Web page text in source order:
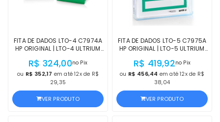
FITA DE DADOS LTO-4 C7974A
HP ORIGINAL | LTO-4 ULTRIUM
PRODUTO OFICIAL HP, COM NF,
PROCEDÊNCIA E GARANTIA
R$ 324,00no Pix
ou R$ 352,17 em até 12x de R$
29,35
VER PRODUTO
FITA DE DADOS LTO-5 C7975A
HP ORIGINAL | LTO-5 ULTRIUM
PRODUTO OFICIAL HP, COM NF,
PROCEDÊNCIA E GARANTIA
R$ 419,92no Pix
ou R$ 456,44 em até 12x de R$
38,04
VER PRODUTO